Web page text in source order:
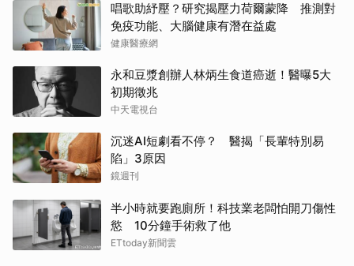
唱歌助紓壓？研究揭壓力荷爾蒙降 推測對
免疫功能、大腦健康有潛在益處
健康醫療網
永和豆漿創辦人林炳生食道癌逝！醫曝5大
初期徵兆
中天電視台
沉迷AI短劇看不停？ 醫揭「長輩特別易
陷」3原因
鏡週刊
半小時就要跑廁所！科技業老闆怕開刀傷性
慾 10分鐘手術救了他
ETtoday新聞雲